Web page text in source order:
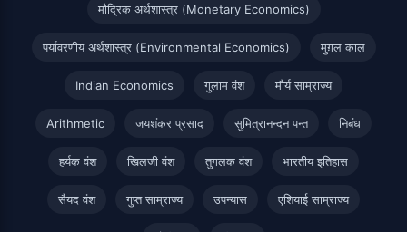
मौद्रिक अर्थशास्त्र (Monetary Economics)
पर्यावरणीय अर्थशास्त्र (Environmental Economics) मुग़ल काल
Indian Economics गुलाम वंश मौर्य साम्राज्य
Arithmetic जयशंकर प्रसाद सुमित्रानन्दन पन्त निबंध
हर्यक वंश खिलजी वंश तुगलक वंश भारतीय इतिहास
सैयद वंश गुप्त साम्राज्य उपन्यास एशियाई साम्राज्य